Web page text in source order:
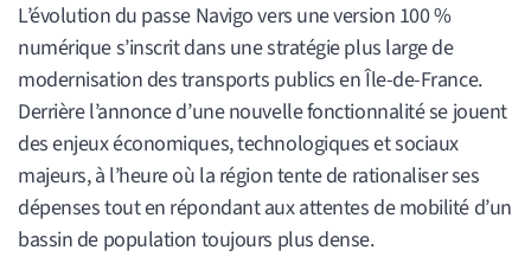
L’évolution du passe Navigo vers une version 100 %
numérique s’inscrit dans une stratégie plus large de
modernisation des transports publics en Île-de-France.
Derrière l’annonce d’une nouvelle fonctionnalité se jouent
des enjeux économiques, technologiques et sociaux
majeurs, à l’heure où la région tente de rationaliser ses
dépenses tout en répondant aux attentes de mobilité d’un
bassin de population toujours plus dense.